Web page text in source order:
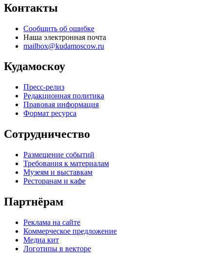
Контакты
Сообщить об ошибке
Наша электронная почта
mailbox@kudamoscow.ru
Кудамоскоу
Пресс-релиз
Редакционная политика
Правовая информация
Формат ресурса
Сотрудничество
Размещение событий
Требования к материалам
Музеям и выставкам
Ресторанам и кафе
Партнёрам
Реклама на сайте
Коммерческое предложение
Медиа кит
Логотипы в векторе